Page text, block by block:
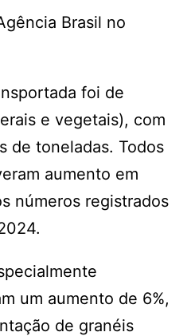
Brasil no
foi de
e vegetais), com
de toneladas. Todos
aumento em
números registrados
um aumento de 6%,
de granéis